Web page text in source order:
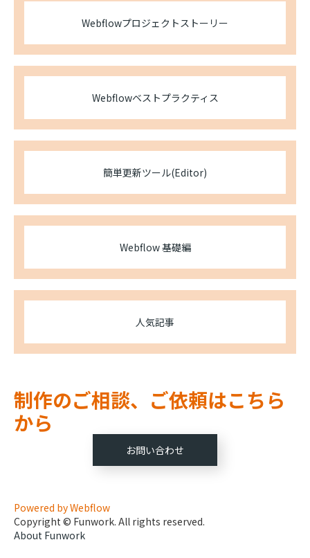
Webflowプロジェクトストーリー
Webflowベストプラクティス
簡単更新ツール(Editor)
Webflow 基礎編
人気記事
制作のご相談、ご依頼はこちら
から
お問い合わせ
Powered by Webflow
Copyright © Funwork. All rights reserved.
About Funwork